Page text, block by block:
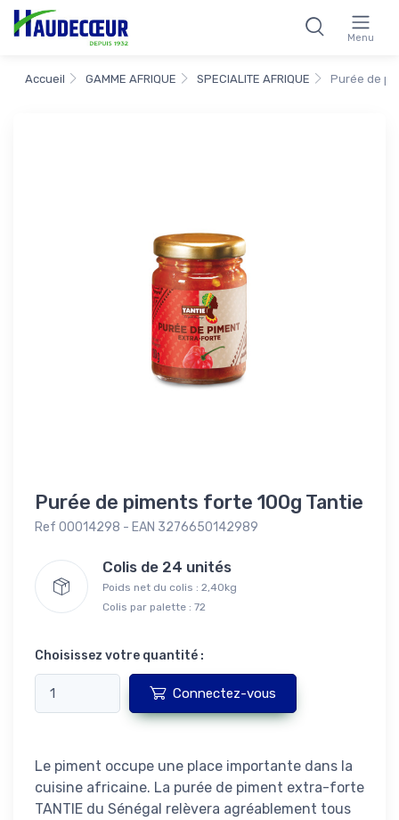
Menu
Accueil GAMME AFRIQUE SPECIALITE AFRIQUE Purée de
Purée de piments forte 100g Tantie
Ref 00014298 - EAN 3276650142989
Colis de 24 unités
Poids net du colis : 2,40kg
Colis par palette : 72
Choisissez votre quantité :
Connectez-vous
Le piment occupe une place importante dans la
cuisine africaine. La purée de piment extra-forte
TANTIE du Sénégal relèvera agréablement tous